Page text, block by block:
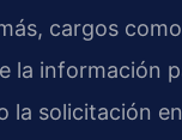
cargos
la información
la solicitación